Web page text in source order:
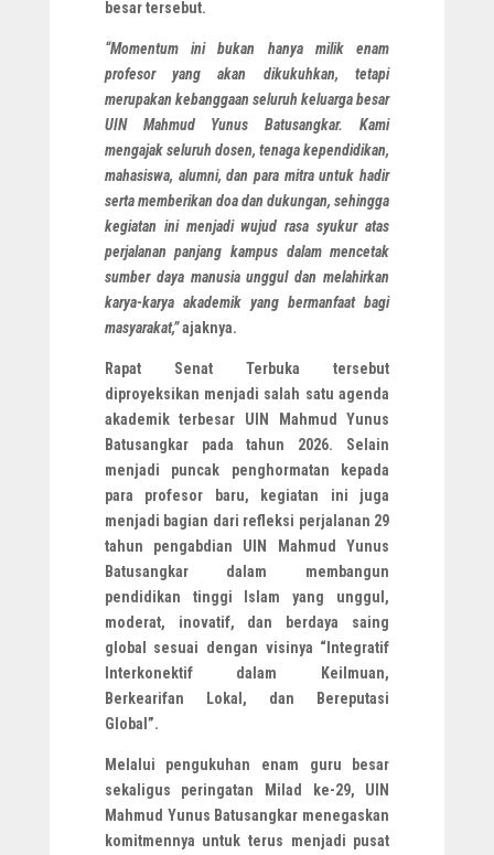
besar tersebut.
“Momentum ini bukan hanya milik enam
profesor yang akan dikukuhkan, tetapi
merupakan kebanggaan seluruh keluarga besar
UIN Mahmud Yunus Batusangkar. Kami
mengajak seluruh dosen, tenaga kependidikan,
mahasiswa, alumni, dan para mitra untuk hadir
serta memberikan doa dan dukungan, sehingga
kegiatan ini menjadi wujud rasa syukur atas
perjalanan panjang kampus dalam mencetak
sumber daya manusia unggul dan melahirkan
karya-karya akademik yang bermanfaat bagi
masyarakat,”ajaknya.
Rapat Senat Terbuka tersebut
diproyeksikan menjadi salah satu agenda
akademik terbesar UIN Mahmud Yunus
Batusangkar pada tahun 2026. Selain
menjadi puncak penghormatan kepada
para profesor baru, kegiatan ini juga
menjadi bagian dari refleksi perjalanan 29
tahun pengabdian UIN Mahmud Yunus
Batusangkar dalam membangun
pendidikan tinggi Islam yang unggul,
moderat, inovatif, dan berdaya saing
global sesuai dengan visinya “Integratif
Interkonektif dalam Keilmuan,
Berkearifan Lokal, dan Bereputasi
Global”.
Melalui pengukuhan enam guru besar
sekaligus peringatan Milad ke-29, UIN
Mahmud Yunus Batusangkar menegaskan
komitmennya untuk terus menjadi pusat